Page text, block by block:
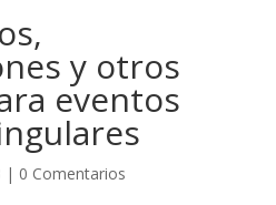
y otros
eventos
| 0 Comentarios